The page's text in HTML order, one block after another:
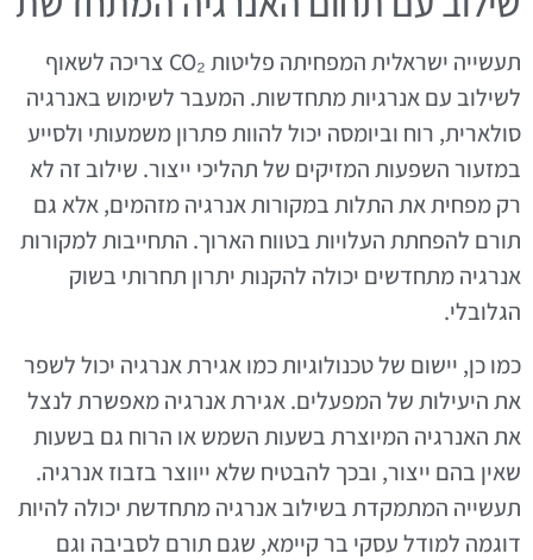
תעשייה ישראלית המפחיתה פליטות CO₂ צריכה לשאוף
לשילוב עם אנרגיות מתחדשות. המעבר לשימוש באנרגיה
סולארית, רוח וביומסה יכול להוות פתרון משמעותי ולסייע
במזעור השפעות המזיקים של תהליכי ייצור. שילוב זה לא
רק מפחית את התלות במקורות אנרגיה מזהמים, אלא גם
תורם להפחתת העלויות בטווח הארוך. התחייבות למקורות
אנרגיה מתחדשים יכולה להקנות יתרון תחרותי בשוק
הגלובלי.
כמו כן, יישום של טכנולוגיות כמו אגירת אנרגיה יכול לשפר
את היעילות של המפעלים. אגירת אנרגיה מאפשרת לנצל
את האנרגיה המיוצרת בשעות השמש או הרוח גם בשעות
שאין בהם ייצור, ובכך להבטיח שלא ייווצר בזבוז אנרגיה.
תעשייה המתמקדת בשילוב אנרגיה מתחדשת יכולה להיות
דוגמה למודל עסקי בר קיימא, שגם תורם לסביבה וגם